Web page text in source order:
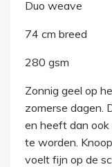
Duo weave
74 cm breed
280 gsm
Zonnig geel op
zomerse dagen.
en heeft dan
te worden.
voelt fijn op de